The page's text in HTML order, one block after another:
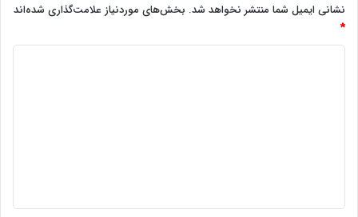
نشانی ایمیل شما منتشر نخواهد شد. بخش‌های موردنیاز علامت‌گذاری شده‌اند
*